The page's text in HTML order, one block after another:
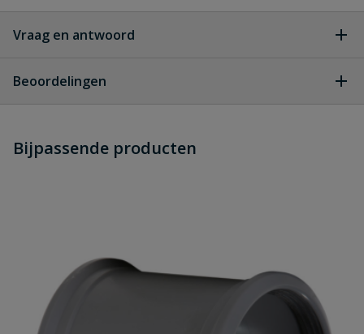
Vraag en antwoord
dit product?
Beoordelingen
Schrijf zelf een beoordeling
Bijpassende producten